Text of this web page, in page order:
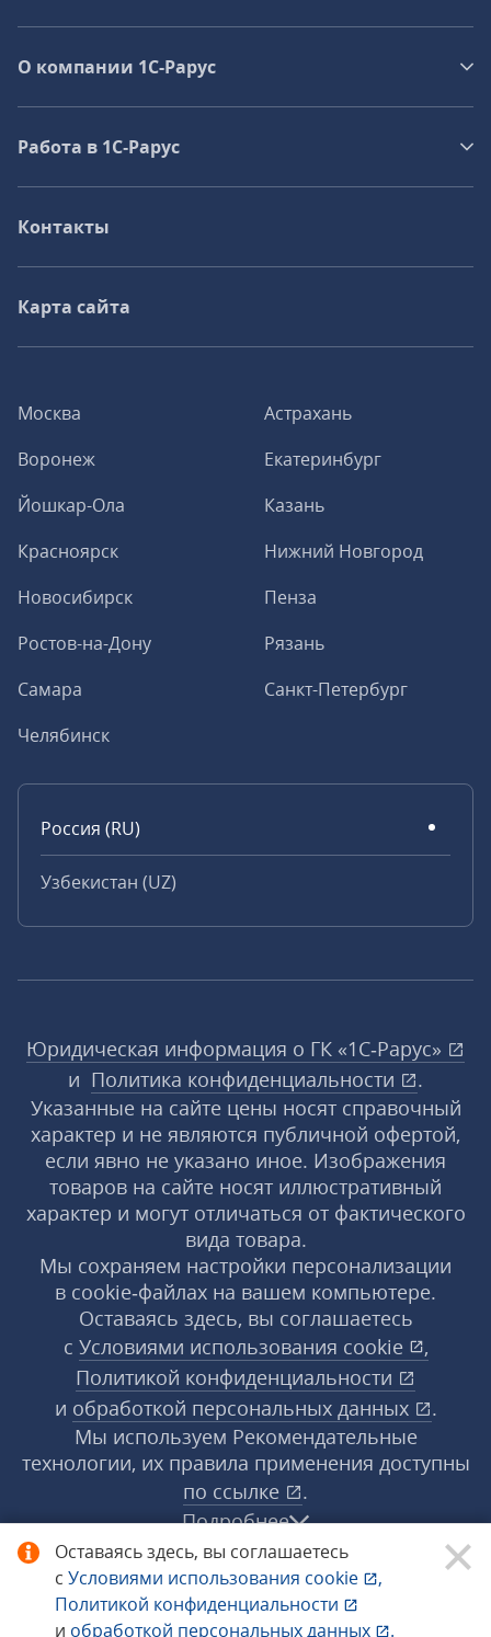
Оставаясь здесь, вы соглашаетесь
с Условиями использования cookie
,
Политикой конфиденциальности
и обработкой персональных данных .
Москва
Астрахань
Воронеж
Екатеринбург
Йошкар-Ола
Казань
Красноярск
Нижний Новгород
Новосибирск
Пенза
Ростов-на-Дону
Рязань
Самара
Санкт-Петербург
Челябинск
Россия (RU)
Узбекистан (UZ)
О компании 1C-Рарус
Работа в 1С‑Рарус
Контакты
Карта сайта
Юридическая информация о ГК «1С‑Рарус»
и Политика конфиденциальности
.
Указанные на сайте цены носят справочный
характер и не являются публичной офертой,
если явно не указано иное. Изображения
товаров на сайте носят иллюстративный
характер и могут отличаться от фактического
вида товара.
Мы сохраняем настройки персонализации
в cookie‑файлах на вашем компьютере.
Оставаясь здесь, вы соглашаетесь
с Условиями использования cookie
,
Политикой конфиденциальности
и обработкой персональных данных
.
Мы используем Рекомендательные
технологии, их правила применения доступны
по ссылке
.
Подробнее
© 1998−2026 «1С‑Рарус» ®. Все права
защищены.